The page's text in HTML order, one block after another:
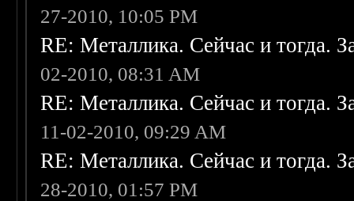
27-2010, 10:05 PM
RE: Металлика. Сейчас и тогда.
02-2010, 08:31 AM
RE: Металлика. Сейчас и тогда.
11-02-2010, 09:29 AM
RE: Металлика. Сейчас и тогда.
28-2010, 01:57 PM